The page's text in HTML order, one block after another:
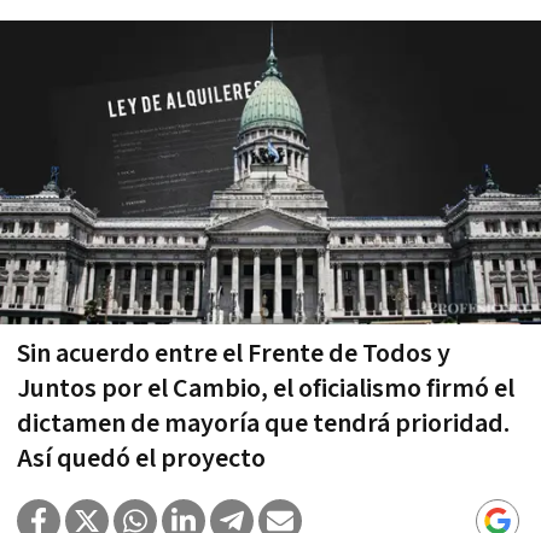
Sin acuerdo entre el Frente de Todos y
Juntos por el Cambio, el oficialismo firmó el
dictamen de mayoría que tendrá prioridad.
Así quedó el proyecto